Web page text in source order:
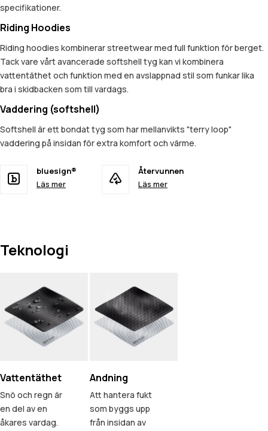
specifikationer.
Riding Hoodies
Riding hoodies kombinerar streetwear med full funktion för berget.
Tack vare vårt avancerade softshell tyg kan vi kombinera
vattentäthet och funktion med en avslappnad stil som funkar lika
bra i skidbacken som till vardags.
Vaddering (softshell)
Softshell är ett bondat tyg som har mellanvikts "terry loop"
vaddering på insidan för extra komfort och värme.
bluesign®
Läs mer
Återvunnen
Läs mer
Teknologi
Vattentäthet
Snö och regn är
en del av en
åkares vardag.
Andning
Att hantera fukt
som byggs upp
från insidan av